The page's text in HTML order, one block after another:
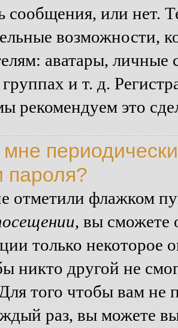
сообщения, или нет.
возможности,
аватары,
и т. д.
рекомендуем это
пароля?
отметили флажком
, вы сможете
только некоторое
никто другой не
того чтобы вам не
раз, вы можете